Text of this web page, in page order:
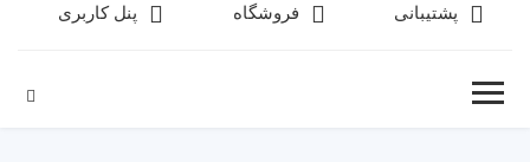
پشتیبانی فروشگاه پنل کاربری